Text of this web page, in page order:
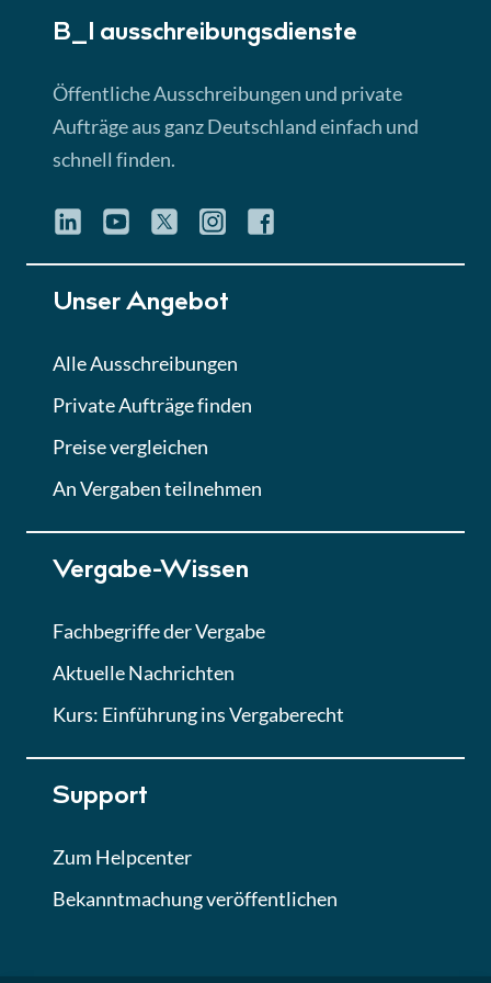
Lektion 3
► 4:31 Min
Quiz
Eignung im Vergabeverfahren
Lektion 6
Abgabe von Angeboten
Lektion
Lektion 7
Finales Quiz
B_I ausschreibungs­dienste
Öffentliche Ausschreibungen und private
Aufträge aus ganz Deutschland einfach und
schnell finden.
Unser Angebot
Alle Ausschreibungen
Private Aufträge finden
Preise vergleichen
An Vergaben teilnehmen
Vergabe-Wissen
Fachbegriffe der Vergabe
Aktuelle Nachrichten
Kurs: Einführung ins Vergaberecht
Support
Zum Helpcenter
Bekanntmachung veröffentlichen